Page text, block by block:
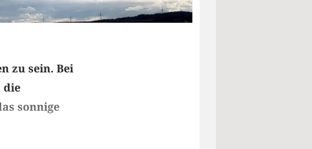
zu sein. Bei
die
sonnige